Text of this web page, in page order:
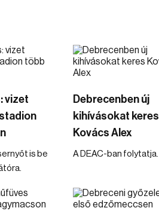
vizet
is be
Debrecenben új
kihívásokat keres
Kovács Alex
A DEAC-ban folytatja.